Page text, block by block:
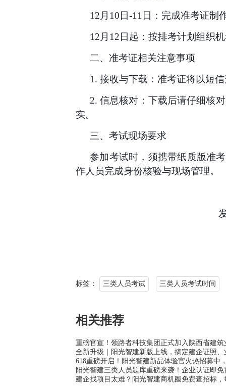
12月10日-11日：完成准考证制
12月12日起：按排考计划组织
二、 准考证相关注意事项
1. 接收与下载 ： 准考证将以短
2.信息核对：下载后请仔细核
实。
三、 考试现场要求
参加考试时，须携带纸质版准
作人员完成身份核验与现场管理。
标签： 三类人员考试 三类人员考试时间
相关推荐
重磅官宣！领路者科技集团正式加入陕西省建筑
全新升级｜阳光智建新版上线，搞定建企证照
618重磅开启！阳光智建新品体验官火热招募中
阳光智建三类人员题库重磅来袭！企业认证即
建企找项目太难？阳光智建商机圈免费查招标